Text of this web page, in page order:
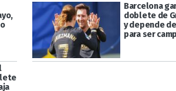
Barcelona
doblete de
y depende
para ser